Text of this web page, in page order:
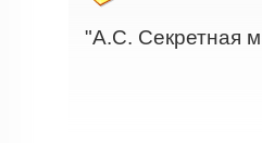
"А.С. Секретная